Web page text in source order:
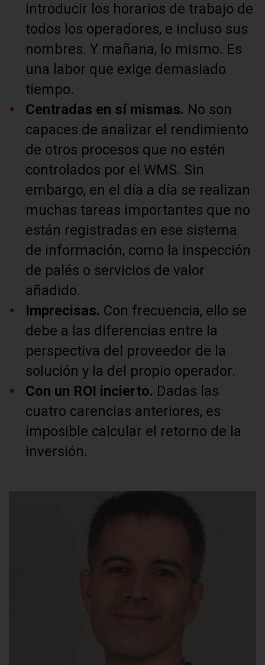
introducir los horarios de trabajo de
todos los operadores, e incluso sus
nombres. Y mañana, lo mismo. Es
una labor que exige demasiado
tiempo.
Centradas en sí mismas. No son
capaces de analizar el rendimiento
de otros procesos que no estén
controlados por el WMS. Sin
embargo, en el día a día se realizan
muchas tareas importantes que no
están registradas en ese sistema
de información, como la inspección
de palés o servicios de valor
añadido.
Imprecisas. Con frecuencia, ello se
debe a las diferencias entre la
perspectiva del proveedor de la
solución y la del propio operador.
Con un ROI incierto. Dadas las
cuatro carencias anteriores, es
imposible calcular el retorno de la
inversión.